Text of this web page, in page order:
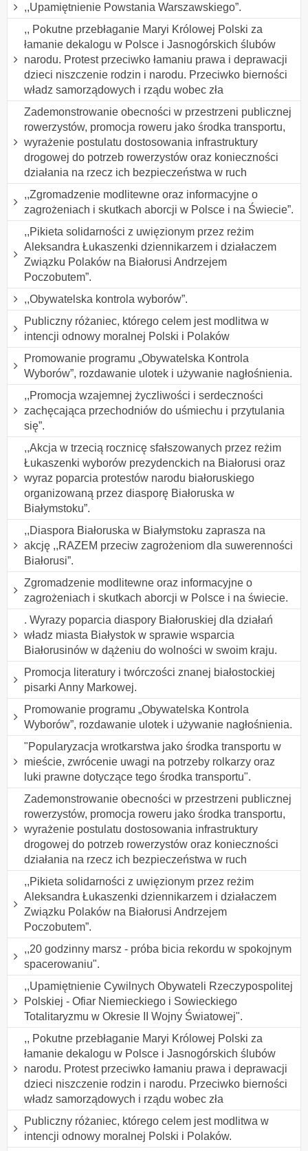
,,Upamiętnienie Powstania Warszawskiego”.
,, Pokutne przebłaganie Maryi Królowej Polski za
łamanie dekalogu w Polsce i Jasnogórskich ślubów
narodu. Protest przeciwko łamaniu prawa i deprawacji
dzieci niszczenie rodzin i narodu. Przeciwko bierności
władz samorządowych i rządu wobec zła
Zademonstrowanie obecności w przestrzeni publicznej
rowerzystów, promocja roweru jako środka transportu,
wyrażenie postulatu dostosowania infrastruktury
drogowej do potrzeb rowerzystów oraz konieczności
działania na rzecz ich bezpieczeństwa w ruch
,,Zgromadzenie modlitewne oraz informacyjne o
zagrożeniach i skutkach aborcji w Polsce i na Świecie”.
,,Pikieta solidarności z uwięzionym przez reżim
Aleksandra Łukaszenki dziennikarzem i działaczem
Związku Polaków na Białorusi Andrzejem
Poczobutem”.
,,Obywatelska kontrola wyborów”.
Publiczny różaniec, którego celem jest modlitwa w
intencji odnowy moralnej Polski i Polaków
Promowanie programu „Obywatelska Kontrola
Wyborów”, rozdawanie ulotek i używanie nagłośnienia.
,,Promocja wzajemnej życzliwości i serdeczności
zachęcająca przechodniów do uśmiechu i przytulania
się”.
,,Akcja w trzecią rocznicę sfałszowanych przez reżim
Łukaszenki wyborów prezydenckich na Białorusi oraz
wyraz poparcia protestów narodu białoruskiego
organizowaną przez diasporę Białoruska w
Białymstoku”.
,,Diaspora Białoruska w Białymstoku zaprasza na
akcję ,,RAZEM przeciw zagrożeniom dla suwerenności
Białorusi”.
Zgromadzenie modlitewne oraz informacyjne o
zagrożeniach i skutkach aborcji w Polsce i na świecie.
. Wyrazy poparcia diaspory Białoruskiej dla działań
władz miasta Białystok w sprawie wsparcia
Białorusinów w dążeniu do wolności w swoim kraju.
Promocja literatury i twórczości znanej białostockiej
pisarki Anny Markowej.
Promowanie programu „Obywatelska Kontrola
Wyborów”, rozdawanie ulotek i używanie nagłośnienia.
"Popularyzacja wrotkarstwa jako środka transportu w
mieście, zwrócenie uwagi na potrzeby rolkarzy oraz
luki prawne dotyczące tego środka transportu".
Zademonstrowanie obecności w przestrzeni publicznej
rowerzystów, promocja roweru jako środka transportu,
wyrażenie postulatu dostosowania infrastruktury
drogowej do potrzeb rowerzystów oraz konieczności
działania na rzecz ich bezpieczeństwa w ruch
,,Pikieta solidarności z uwięzionym przez reżim
Aleksandra Łukaszenki dziennikarzem i działaczem
Związku Polaków na Białorusi Andrzejem
Poczobutem”.
,,20 godzinny marsz - próba bicia rekordu w spokojnym
spacerowaniu".
,,Upamiętnienie Cywilnych Obywateli Rzeczypospolitej
Polskiej - Ofiar Niemieckiego i Sowieckiego
Totalitaryzmu w Okresie II Wojny Światowej".
,, Pokutne przebłaganie Maryi Królowej Polski za
łamanie dekalogu w Polsce i Jasnogórskich ślubów
narodu. Protest przeciwko łamaniu prawa i deprawacji
dzieci niszczenie rodzin i narodu. Przeciwko bierności
władz samorządowych i rządu wobec zła
Publiczny różaniec, którego celem jest modlitwa w
intencji odnowy moralnej Polski i Polaków.